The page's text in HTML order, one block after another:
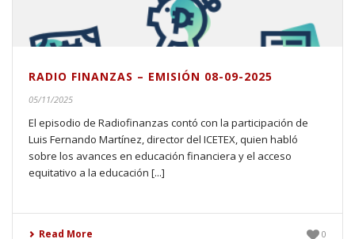
RADIO FINANZAS – EMISIÓN 08-09-2025
05/11/2025
El episodio de Radiofinanzas contó con la participación de
Luis Fernando Martínez, director del ICETEX, quien habló
sobre los avances en educación financiera y el acceso
equitativo a la educación [...]
Read More 0